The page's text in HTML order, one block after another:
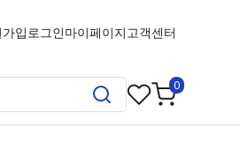
입로그인마이페이지고객센터
0